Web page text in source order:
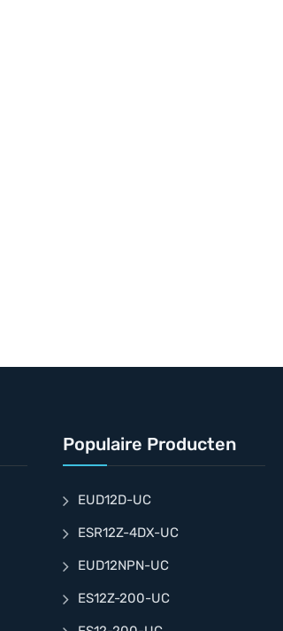
Populaire Producten
EUD12D-UC
ESR12Z-4DX-UC
EUD12NPN-UC
ES12Z-200-UC